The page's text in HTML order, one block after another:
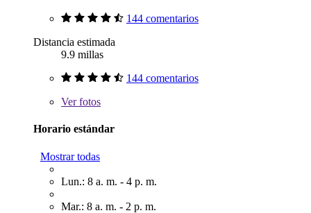
144 comentarios
Distancia estimada
9.9 millas
144 comentarios
Verfotos
Horario estándar
Mostrar todas
Lun.: 8 a. m. - 4 p. m.
Mar.: 8 a. m. - 2 p. m.